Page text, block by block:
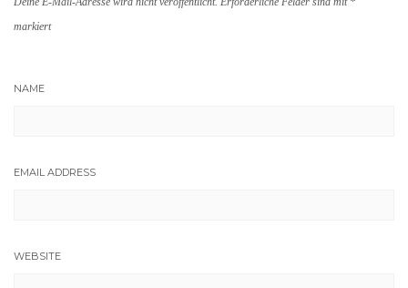
markiert
NAME
EMAIL ADDRESS
WEBSITE